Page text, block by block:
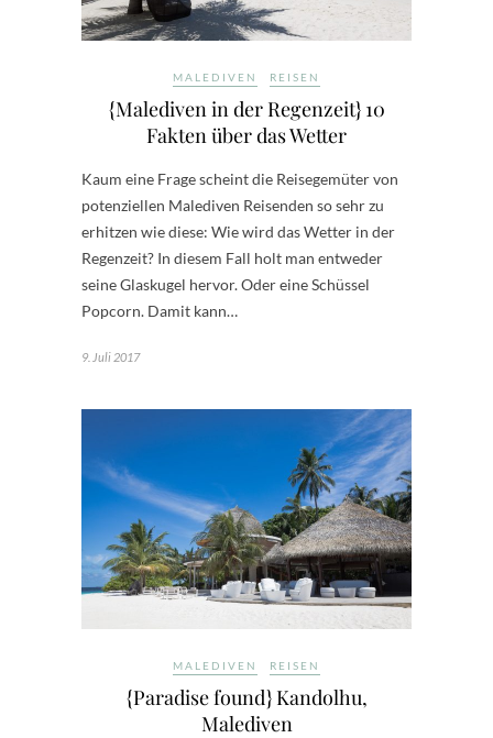
MALEDIVEN REISEN
{Malediven in der Regenzeit} 10
Fakten über das Wetter
Kaum eine Frage scheint die Reisegemüter von
potenziellen Malediven Reisenden so sehr zu
erhitzen wie diese: Wie wird das Wetter in der
Regenzeit? In diesem Fall holt man entweder
seine Glaskugel hervor. Oder eine Schüssel
Popcorn. Damit kann…
9. Juli 2017
MALEDIVEN REISEN
{Paradise found} Kandolhu,
Malediven